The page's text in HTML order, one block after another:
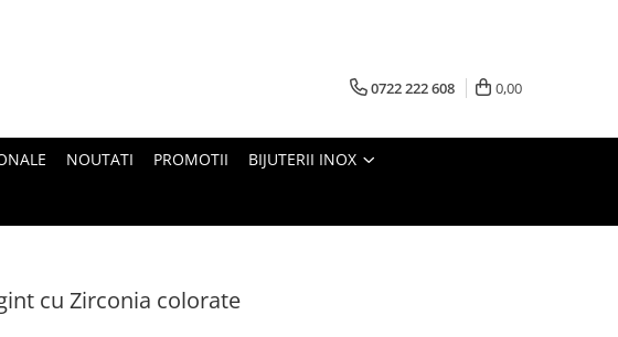
0722 222 608 0,00
NOUTATI PROMOTII BIJUTERII INOX
cu Zirconia colorate